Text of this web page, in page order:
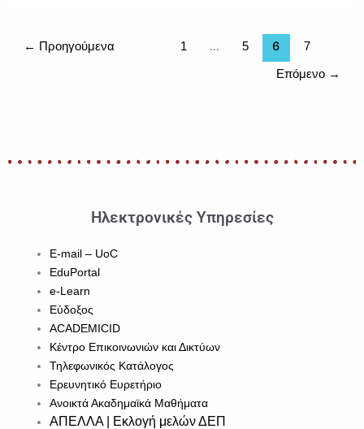
← Προηγούμενα 1 … 5 6 7
Επόμενο →
Ηλεκτρονικές Υπηρεσίες
E-mail – UoC
EduPortal
e-Learn
Εύδοξος
ACADEMICID
Κέντρο Επικοινωνιών και Δικτύων
Τηλεφωνικός Κατάλογος
Ερευνητικό Ευρετήριο
Ανοικτά Ακαδημαϊκά Μαθήματα
ΑΠΕΛΛΑ | Εκλογή μελών ΔΕΠ